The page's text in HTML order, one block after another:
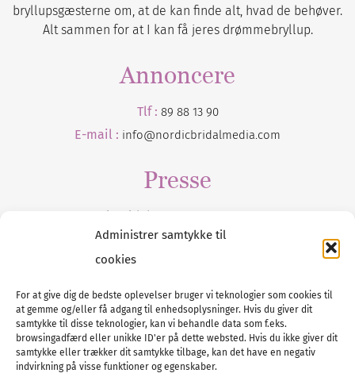
Administrer samtykke til
cookies
For at give dig de bedste oplevelser bruger vi teknologier som cookies til
at gemme og/eller få adgang til enhedsoplysninger. Hvis du giver dit
samtykke til disse teknologier, kan vi behandle data som f.eks.
browsingadfærd eller unikke ID'er på dette websted. Hvis du ikke giver dit
samtykke eller trækker dit samtykke tilbage, kan det have en negativ
indvirkning på visse funktioner og egenskaber.
bryllupsgæsterne om, at de kan finde alt, hvad de behøver.
Alt sammen for at I kan få jeres drømmebryllup.
Annoncere
Tlf : 89 88 13 90
E-mail : info@nordicbridalmedia.com
Presse
Tilmeld dig vores
Tel :89 88 13 90
E-post:info@nordicbridalmedia.com
Nordic Bridal Media